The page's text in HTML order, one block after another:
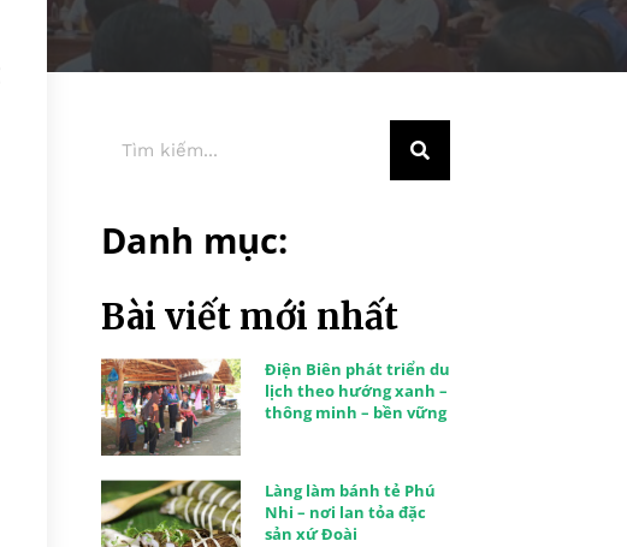
Danh mục:
Bài viết mới nhất
Điện Biên phát triển du
lịch theo hướng xanh –
thông minh – bền vững
Làng làm bánh tẻ Phú
Nhi – nơi lan tỏa đặc
sản xứ Đoài